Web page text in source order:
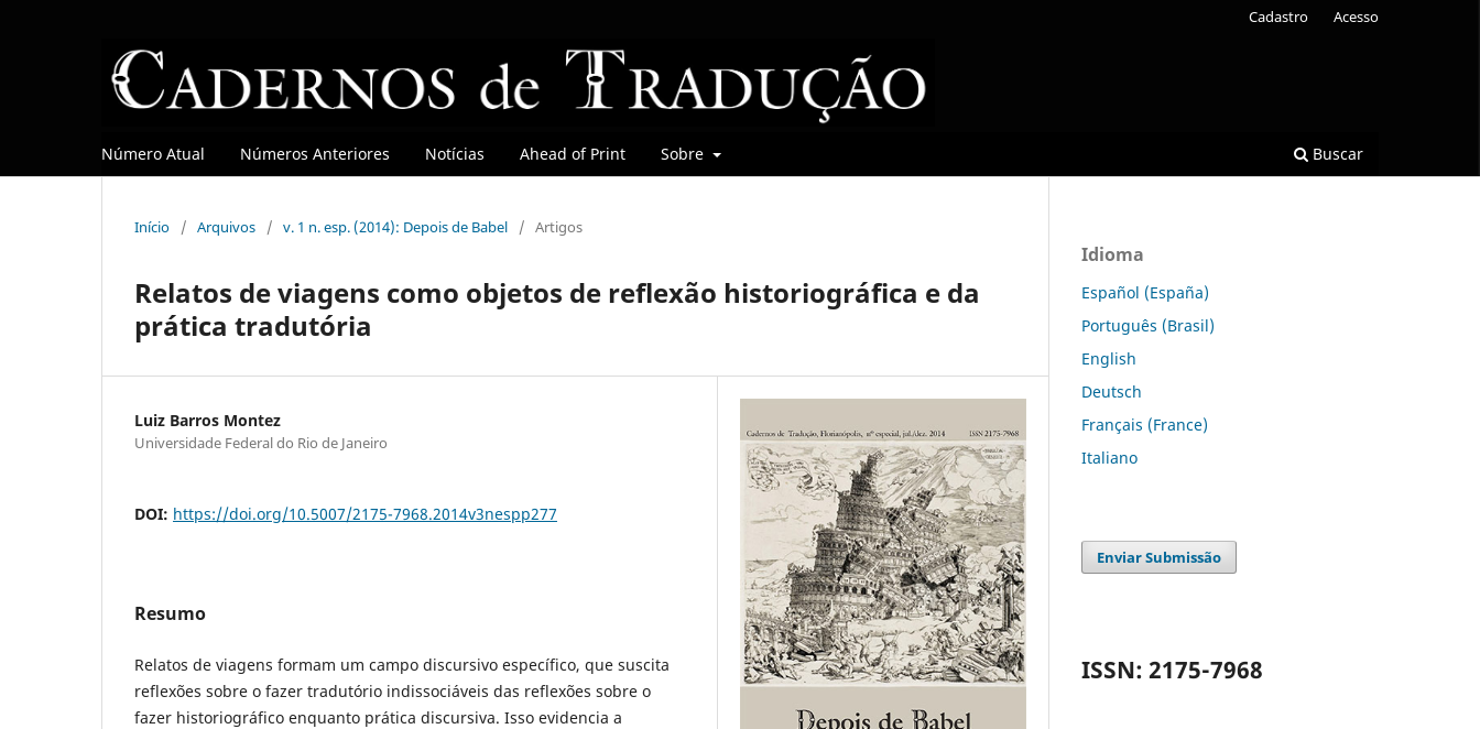
Número Atual Números Anteriores Notícias Ahead of Print Sobre Buscar
Cadastro Acesso
Início / Arquivos / v. 1 n. esp. (2014): Depois de Babel / Artigos
Relatos de viagens como objetos de reflexão historiográfica e da
prática tradutória
Luiz Barros Montez
Universidade Federal do Rio de Janeiro
DOI: https://doi.org/10.5007/2175-7968.2014v3nespp277
Resumo
Relatos de viagens formam um campo discursivo específico, que suscita
reflexões sobre o fazer tradutório indissociáveis das reflexões sobre o
fazer historiográfico enquanto prática discursiva. Isso evidencia a
Idioma
Español (España)
Português (Brasil)
English
Deutsch
Français (France)
Italiano
Enviar Submissão
ISSN: 2175-7968